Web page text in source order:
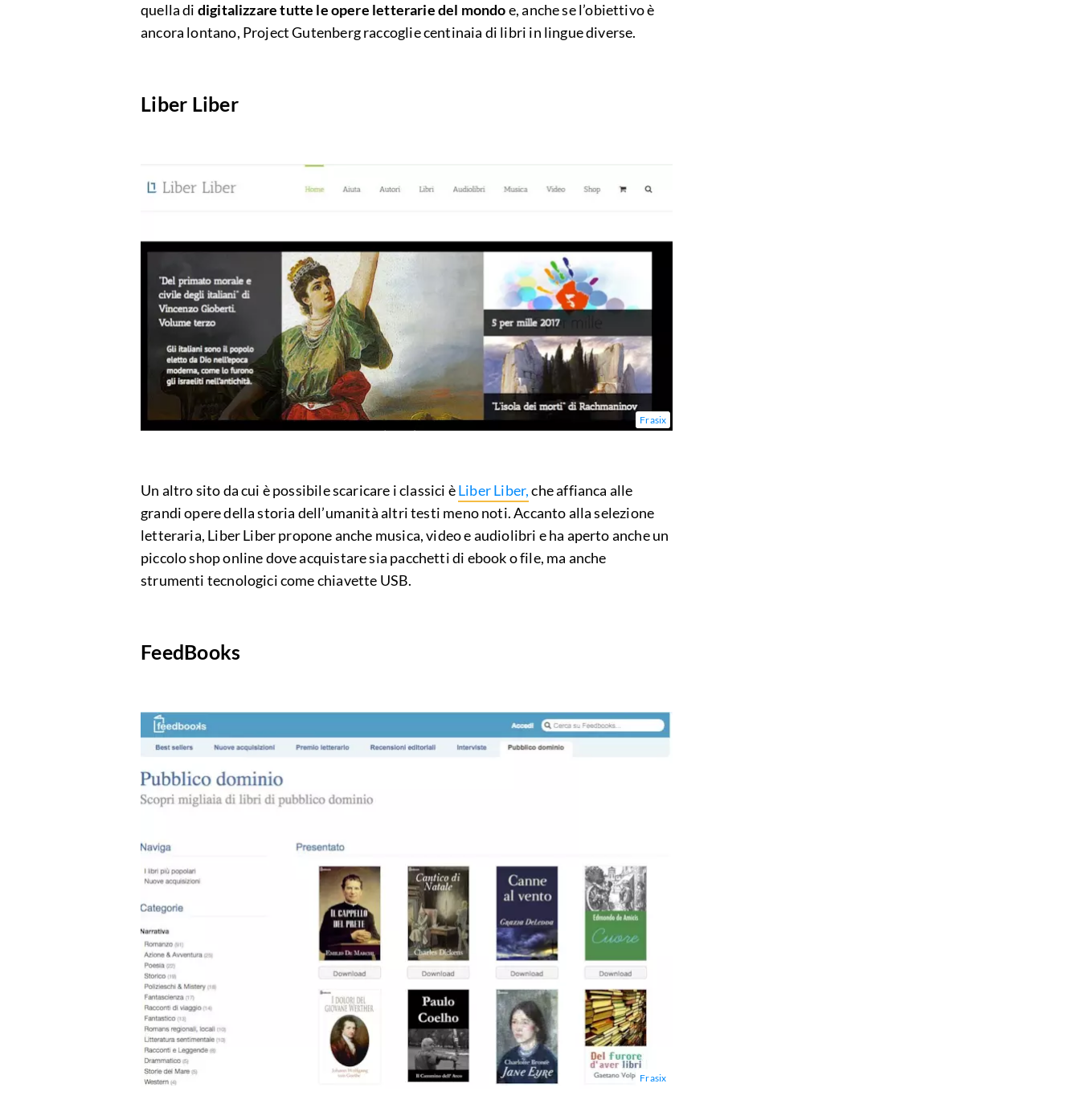
quella di digitalizzare tutte le opere letterarie del mondoe, anche se l’obiettivo è
ancora lontano, Project Gutenberg raccoglie centinaia di libri in lingue diverse.
Liber Liber
Frasix
Un altro sito da cui è possibile scaricare i classici èLiber Liber,che affianca alle
grandi opere della storia dell’umanità altri testi meno noti. Accanto alla selezione
letteraria, Liber Liber propone anche musica, video e audiolibri e ha aperto anche un
piccolo shop online dove acquistare sia pacchetti di ebook o file, ma anche
strumenti tecnologici come chiavette USB.
FeedBooks
Frasix